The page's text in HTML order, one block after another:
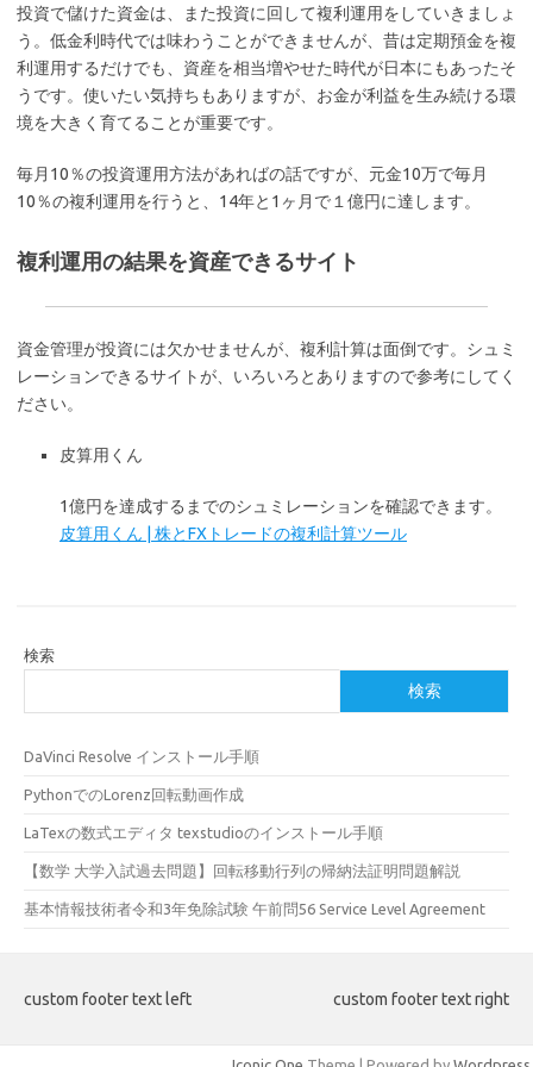
投資で儲けた資金は、また投資に回して複利運用をしていきましょ
う。低金利時代では味わうことができませんが、昔は定期預金を複
利運用するだけでも、資産を相当増やせた時代が日本にもあったそ
うです。使いたい気持ちもありますが、お金が利益を生み続ける環
境を大きく育てることが重要です。
毎月10％の投資運用方法があればの話ですが、元金10万で毎月
10％の複利運用を行うと、14年と1ヶ月で１億円に達します。
複利運用の結果を資産できるサイト
資金管理が投資には欠かせませんが、複利計算は面倒です。シュミ
レーションできるサイトが、いろいろとありますので参考にしてく
ださい。
皮算用くん
1億円を達成するまでのシュミレーションを確認できます。
皮算用くん | 株とFXトレードの複利計算ツール
検索
検索
DaVinci Resolve インストール手順
PythonでのLorenz回転動画作成
LaTexの数式エディタ texstudioのインストール手順
【数学 大学入試過去問題】回転移動行列の帰納法証明問題解説
基本情報技術者令和3年免除試験 午前問56 Service Level Agreement
custom footer text left custom footer text right